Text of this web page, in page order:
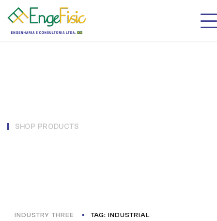
SHOP PRODUCTS
INDUSTRY THREE TAG: INDUSTRIAL